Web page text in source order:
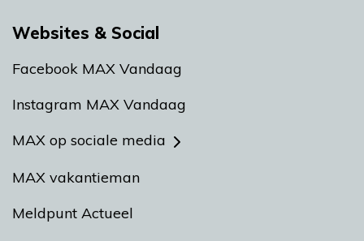
Websites & Social
Facebook MAX Vandaag
Instagram MAX Vandaag
MAX op sociale media
MAX vakantieman
Meldpunt Actueel